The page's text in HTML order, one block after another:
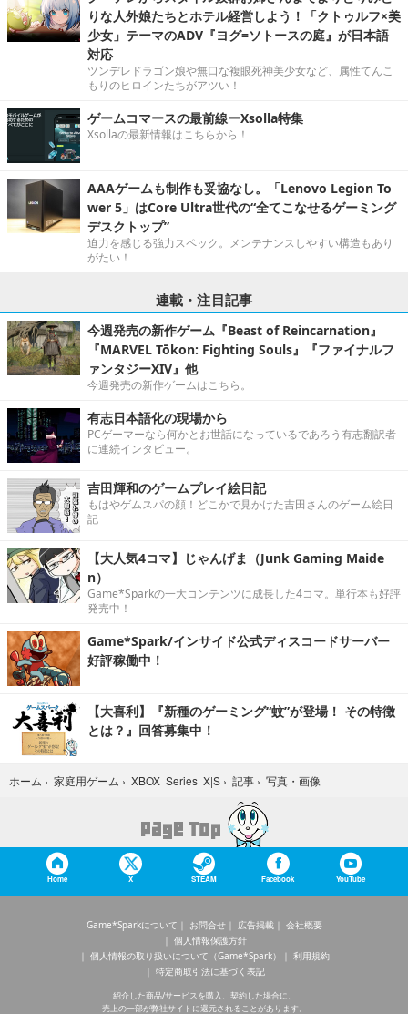
りな人外娘たちとホテル経営しよう！「クトゥルフ×美
少女」テーマのADV『ヨグ=ソトースの庭』が日本語
対応
ツンデレドラゴン娘や無口な複眼死神美少女など、属性てんこ
もりのヒロインたちがアツい！
ゲームコマースの最前線ーXsolla特集
Xsollaの最新情報はこちらから！
AAAゲームも制作も妥協なし。「Lenovo Legion To
wer 5」はCore Ultra世代の“全てこなせるゲーミング
デスクトップ”
迫力を感じる強力スペック。メンテナンスしやすい構造もあり
がたい！
連載・注目記事
今週発売の新作ゲーム『Beast of Reincarnation』
『MARVEL Tōkon: Fighting Souls』『ファイナルフ
ァンタジーXIV』他
今週発売の新作ゲームはこちら。
有志日本語化の現場から
PCゲーマーなら何かとお世話になっているであろう有志翻訳者
に連続インタビュー。
吉田輝和のゲームプレイ絵日記
もはやゲムスパの顔！どこかで見かけた吉田さんのゲーム絵日
記
【大人気4コマ】じゃんげま（Junk Gaming Maide
n）
Game*Sparkの一大コンテンツに成長した4コマ。単行本も好評
発売中！
Game*Spark/インサイド公式ディスコードサーバー
好評稼働中！
【大喜利】『新種のゲーミング“蚊”が登場！ その特徴
とは？』回答募集中！
ホーム › 家庭用ゲーム › XBOX Series X|S › 記事 › 写真・画像
Home X STEAM Facebook YouTube
Game*Sparkについて お問合せ 広告掲載
会社概要
個人情報保護方針
個人情報の取り扱いについて（Game*Spark）
利用規約
特定商取引法に基づく表記
紹介した商品/サービスを購入、契約した場合に、
売上の一部が弊社サイトに還元されることがあります。